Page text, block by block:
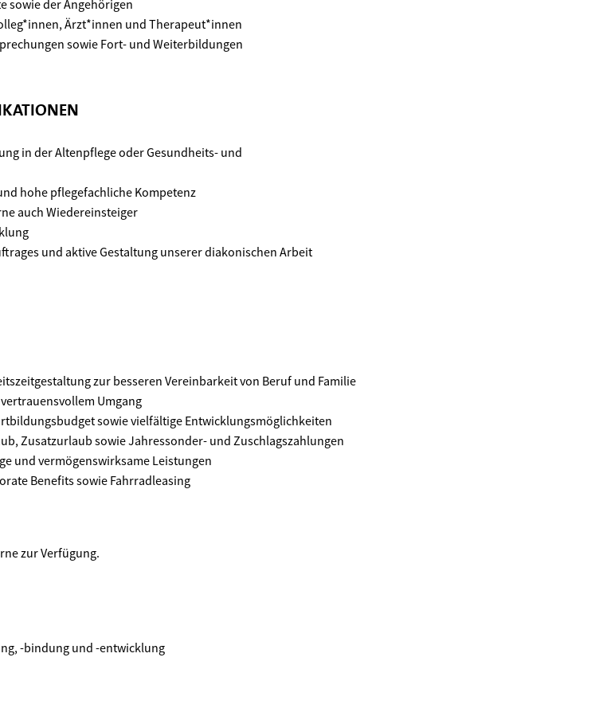
sowie der Angehörigen
Ärzt*innen und Therapeut*innen
sowie Fort- und Weiterbildungen
in der Altenpflege oder Gesundheits- und
hohe pflegefachliche Kompetenz
auch Wiedereinsteiger
und aktive Gestaltung unserer diakonischen Arbeit
zur besseren Vereinbarkeit von Beruf und Familie
Umgang
sowie vielfältige Entwicklungsmöglichkeiten
Zusatzurlaub sowie Jahressonder- und Zuschlagszahlungen
und vermögenswirksame Leistungen
Benefits sowie Fahrradleasing
zur Verfügung.
-bindung und -entwicklung